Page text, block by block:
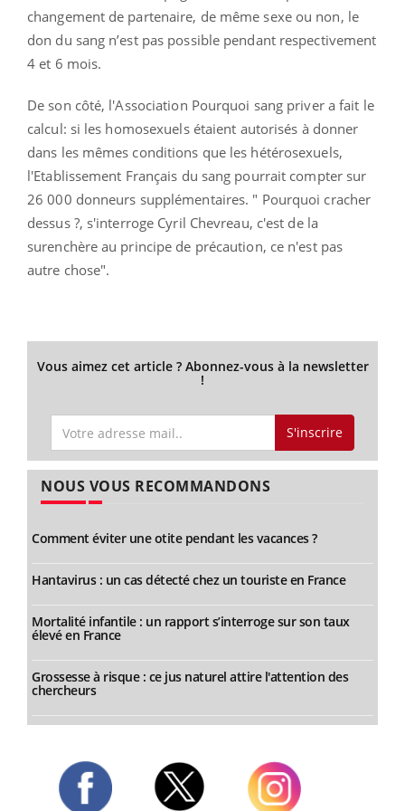
changement de partenaire, de même sexe ou non, le
don du sang n’est pas possible pendant respectivement
4 et 6 mois.
De son côté, l'Association Pourquoi sang priver a fait le
calcul: si les homosexuels étaient autorisés à donner
dans les mêmes conditions que les hétérosexuels,
l'Etablissement Français du sang pourrait compter sur
26 000 donneurs supplémentaires. " Pourquoi cracher
dessus ?, s'interroge Cyril Chevreau, c'est de la
surenchère au principe de précaution, ce n'est pas
autre chose".
Vous aimez cet article ? Abonnez-vous à la newsletter
!
S'inscrire
NOUS VOUS RECOMMANDONS
Comment éviter une otite pendant les vacances ?
Hantavirus : un cas détecté chez un touriste en France
Mortalité infantile : un rapport s’interroge sur son taux
élevé en France
Grossesse à risque : ce jus naturel attire l'attention des
chercheurs